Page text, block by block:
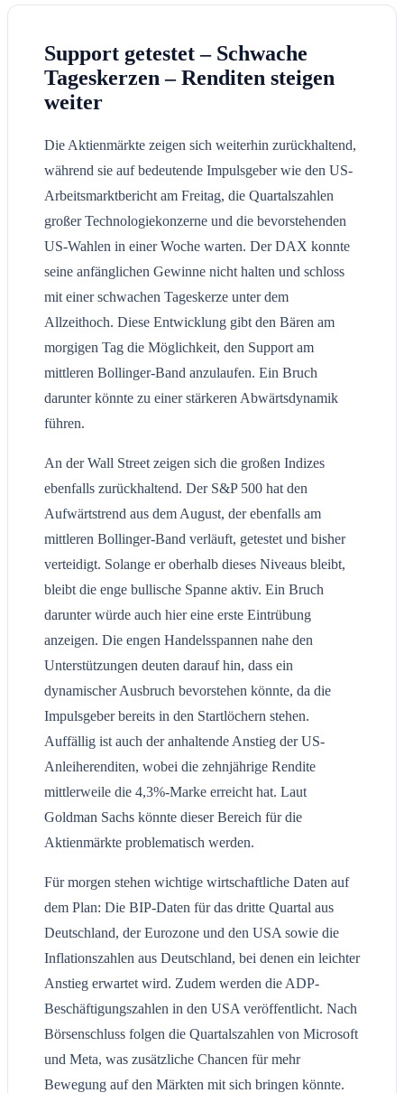
Support getestet – Schwache
Tageskerzen – Renditen steigen
weiter
Die Aktienmärkte zeigen sich weiterhin zurückhaltend,
während sie auf bedeutende Impulsgeber wie den US-
Arbeitsmarktbericht am Freitag, die Quartalszahlen
großer Technologiekonzerne und die bevorstehenden
US-Wahlen in einer Woche warten. Der DAX konnte
seine anfänglichen Gewinne nicht halten und schloss
mit einer schwachen Tageskerze unter dem
Allzeithoch. Diese Entwicklung gibt den Bären am
morgigen Tag die Möglichkeit, den Support am
mittleren Bollinger-Band anzulaufen. Ein Bruch
darunter könnte zu einer stärkeren Abwärtsdynamik
führen.
An der Wall Street zeigen sich die großen Indizes
ebenfalls zurückhaltend. Der S&P 500 hat den
Aufwärtstrend aus dem August, der ebenfalls am
mittleren Bollinger-Band verläuft, getestet und bisher
verteidigt. Solange er oberhalb dieses Niveaus bleibt,
bleibt die enge bullische Spanne aktiv. Ein Bruch
darunter würde auch hier eine erste Eintrübung
anzeigen. Die engen Handelsspannen nahe den
Unterstützungen deuten darauf hin, dass ein
dynamischer Ausbruch bevorstehen könnte, da die
Impulsgeber bereits in den Startlöchern stehen.
Auffällig ist auch der anhaltende Anstieg der US-
Anleiherenditen, wobei die zehnjährige Rendite
mittlerweile die 4,3%-Marke erreicht hat. Laut
Goldman Sachs könnte dieser Bereich für die
Aktienmärkte problematisch werden.
Für morgen stehen wichtige wirtschaftliche Daten auf
dem Plan: Die BIP-Daten für das dritte Quartal aus
Deutschland, der Eurozone und den USA sowie die
Inflationszahlen aus Deutschland, bei denen ein leichter
Anstieg erwartet wird. Zudem werden die ADP-
Beschäftigungszahlen in den USA veröffentlicht. Nach
Börsenschluss folgen die Quartalszahlen von Microsoft
und Meta, was zusätzliche Chancen für mehr
Bewegung auf den Märkten mit sich bringen könnte.